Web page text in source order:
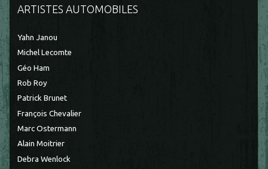
ARTISTES AUTOMOBILES
Yahn Janou
Michel Lecomte
Géo Ham
Rob Roy
Patrick Brunet
François Chevalier
Marc Ostermann
Alain Moitrier
Debra Wenlock